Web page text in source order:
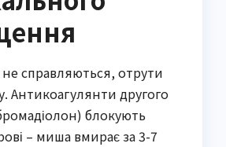
справляються, отрути
Антикоагулянти другого
блокують
– миша вмирає за 3-7